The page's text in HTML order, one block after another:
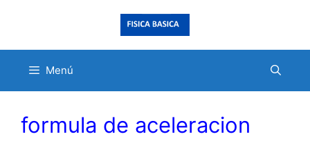
Menú
formula de aceleracion